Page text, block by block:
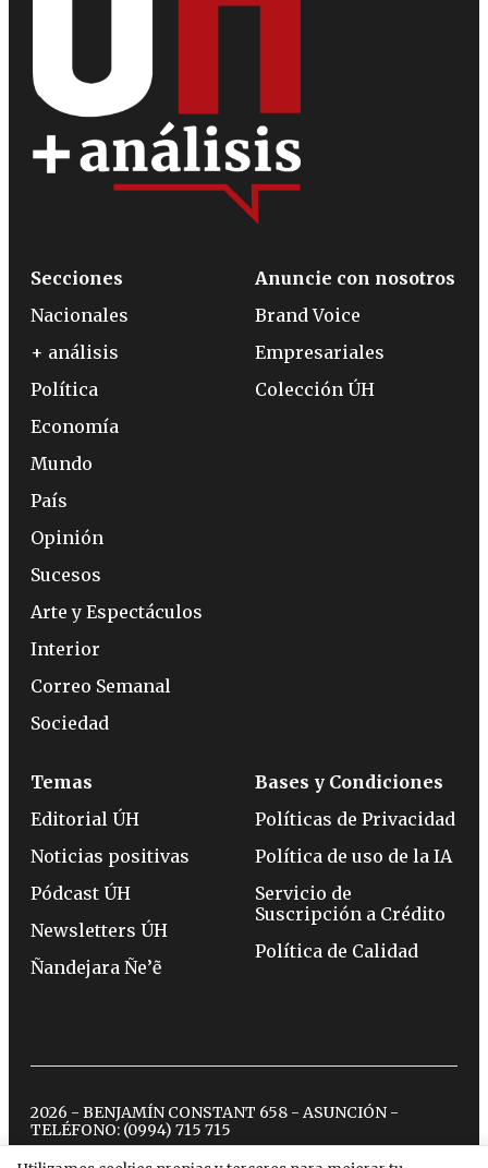
Secciones
Nacionales
+ análisis
Política
Economía
Mundo
País
Opinión
Sucesos
Arte y Espectáculos
Interior
Correo Semanal
Sociedad
Anuncie con nosotros
Brand Voice
Empresariales
Colección ÚH
Temas
Editorial ÚH
Noticias positivas
Pódcast ÚH
Newsletters ÚH
Ñandejara Ñe’ẽ
Bases y Condiciones
Políticas de Privacidad
Política de uso de la IA
Servicio de
Suscripción a Crédito
Política de Calidad
2026 - BENJAMÍN CONSTANT 658 - ASUNCIÓN -
TELÉFONO: (0994) 715 715